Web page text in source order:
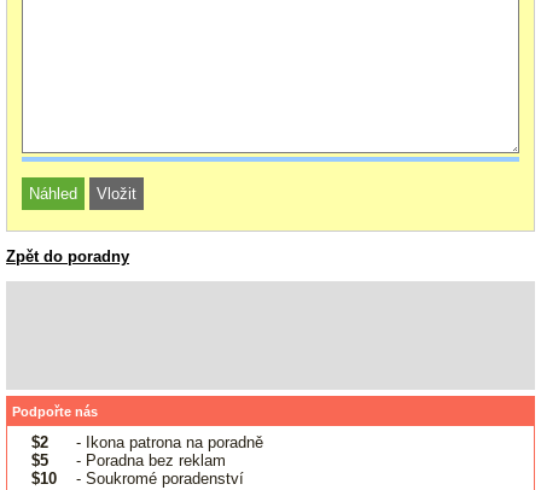
Zpět do poradny
Podpořte nás
$2
- Ikona patrona na poradně
$5
- Poradna bez reklam
$10
- Soukromé poradenství